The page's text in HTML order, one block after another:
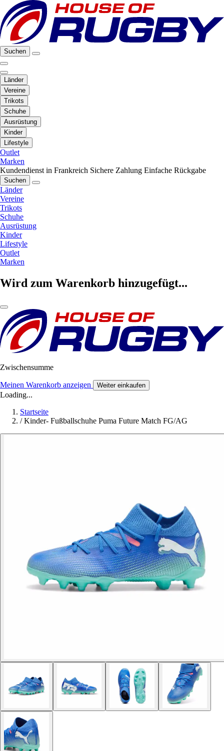
Suchen
Länder
Vereine
Trikots
Schuhe
Ausrüstung
Kinder
Lifestyle
Outlet
Marken
Kundendienst in Frankreich Sichere Zahlung Einfache Rückgabe
Suchen
Länder
Vereine
Trikots
Schuhe
Ausrüstung
Kinder
Lifestyle
Outlet
Marken
Wird zum Warenkorb hinzugefügt...
Zwischensumme
Meinen Warenkorb anzeigen Weiter einkaufen
Loading...
Startseite
/ Kinder- Fußballschuhe Puma Future Match FG/AG